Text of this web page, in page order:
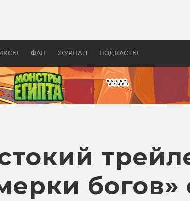
ФАН ЖУРНАЛ ПОДКАСТЫ
бы «Властелина колец»
богов»